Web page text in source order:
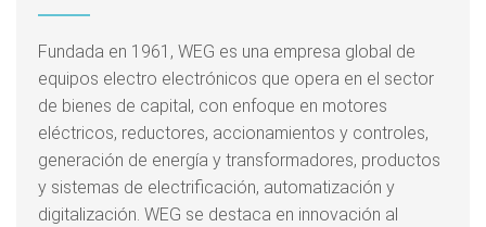
Fundada en 1961, WEG es una empresa global de
equipos electro electrónicos que opera en el sector
de bienes de capital, con enfoque en motores
eléctricos, reductores, accionamientos y controles,
generación de energía y transformadores, productos
y sistemas de electrificación, automatización y
digitalización. WEG se destaca en innovación al